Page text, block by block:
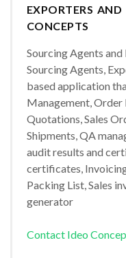
EXPORTERS
CONCEPTS
Sourcing Agents
Sourcing Agents,
based application
Management, Order
Quotations, Sales
Shipments, QA
audit results and
certificates,
Packing List, Sales
generator
Contact Ideo